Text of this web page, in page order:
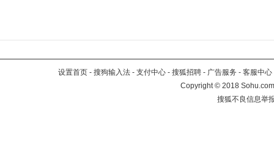
设置首页 - 搜狗输入法 - 支付中心 - 搜狐招聘 - 广告服务 - 客服中心
Copyright©2018
搜狐不良信息举